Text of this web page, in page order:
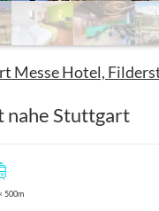
Messe Hotel,
nahe Stuttgart
500m